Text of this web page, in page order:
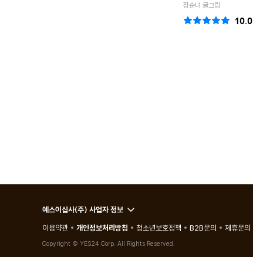
장순녀 글그림
10.0
예스이십사(주) 사업자 정보
이용약관
개인정보처리방침 청소년보호정책 B2B문의 제휴문의
Copyright © YES24 Corp. All Rights Reserved.